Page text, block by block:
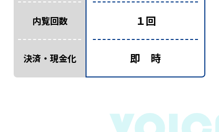
内覧回数
決済・現金化
１回
即 時